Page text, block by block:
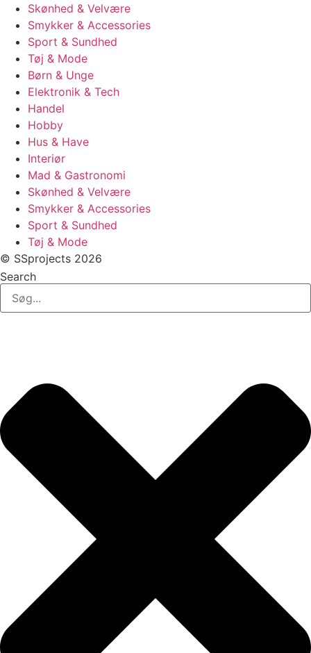
Skønhed & Velvære
Smykker & Accessories
Sport & Sundhed
Tøj & Mode
Børn & Unge
Elektronik & Tech
Handel
Hobby
Hus & Have
Interiør
Mad & Gastronomi
Skønhed & Velvære
Smykker & Accessories
Sport & Sundhed
Tøj & Mode
© SSprojects 2026
Search